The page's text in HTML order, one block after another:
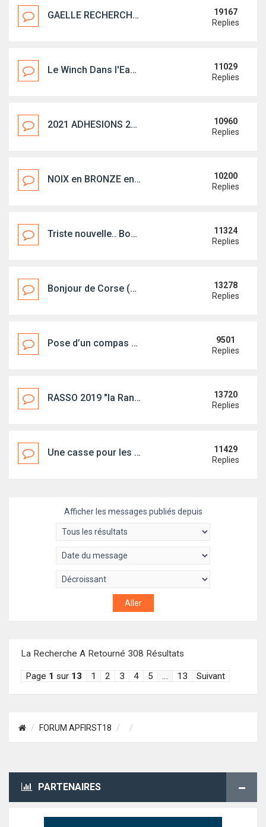
GAELLE RECHERCHE FIRST 18 QUILLARD sur le 06
19167
Replies
Le Winch Dans l'Eau Ed5
11029
Replies
2021 ADHESIONS 2021 : c'est parti !
10960
Replies
NOIX en BRONZE en achat groupé
10200
Replies
Triste nouvelle.. Bon vent cher Noël(ex-Bisoupic)
11324
Replies
Bonjour de Corse (Bastia)
13278
Replies
Pose d’un compas de cloison
9501
Replies
RASSO 2019 "la Rance Bucolique" en photos
13720
Replies
Une casse pour les first... ?
11429
Replies
Afficher les messages publiés depuis
La Recherche A Retourné 308 Résultats
Page 1 sur 13 1 2 3 4 5 … 13 Suivant
FORUM APFIRST18
PARTENAIRES